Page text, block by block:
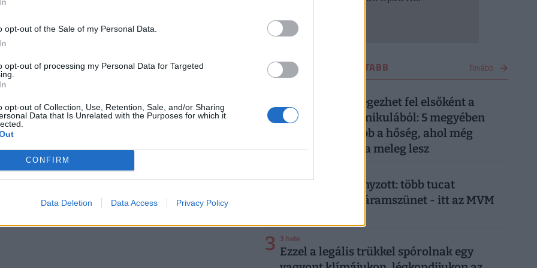
opt-out of the Sale of my Personal Data.
opt-out of processing my Personal Data for Targeted
opt-out of Collection, Use, Retention, Sale, and/or Sharing
Data that Is Unrelated with the Purposes for which it
CONFIRM
Data Deletion Data Access Privacy Policy
MEGÉRI VÁLTANI!
számlavezetés. APénzcentrum
konstrukciót is találhatunk, amelyek esetében
lehetnek. Nemrég három pénzintézet is
a Raiffeisen Bank, valamint az UniCredit Bank
(x)
OTTHON LEGOLVASOTTABB Tovább
Ez a 7 megye lélegezhet fel elsőként a
kibírhatatlan kánikulából: 5 megyében
tart ki a legtovább a hőség, ahol még
pénteken is kutya meleg lesz
2 Már csak ez hiányzott: több tucat
településen jön áramszünet - itt az MVM
3 3 hete
Ezzel a legális trükkel spórolnak egy